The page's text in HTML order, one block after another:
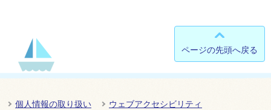
ページの先頭へ戻る
個人情報の取り扱い ウェブアクセシビリティ